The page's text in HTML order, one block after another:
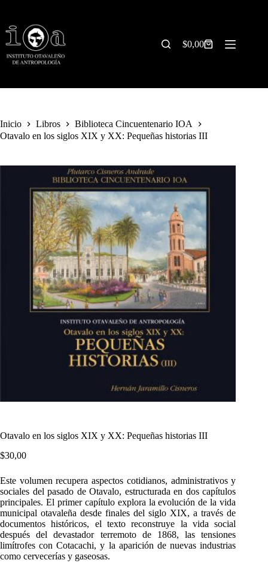
contenido
Carrito
$0,00
Inicio Libros
Biblioteca Cincuentenario IOA
Otavalo en los siglos XIX y XX: Pequeñas historias III
Otavalo en los siglos XIX y XX: Pequeñas historias III
$30,00
Este volumen recupera aspectos cotidianos, administrativos y
sociales del pasado de Otavalo, estructurada en dos capítulos
principales. El primer capítulo explora la evolución de la vida
municipal otavaleña desde finales del siglo XIX, a través de
documentos históricos, el texto reconstruye la vida social
después del devastador terremoto de 1868, las tensiones
limítrofes con Cotacachi, y la aparición de nuevas industrias
como cervecerías y gaseosas.